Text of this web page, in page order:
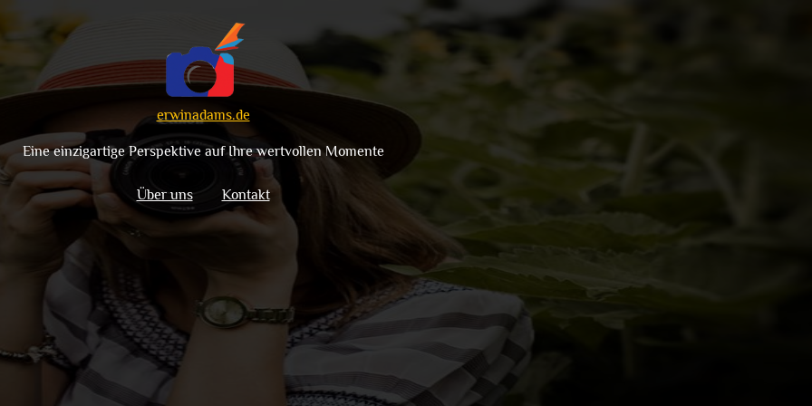
erwinadams.de
Eine einzigartige Perspektive auf Ihre wertvollen Momente
Über uns Kontakt